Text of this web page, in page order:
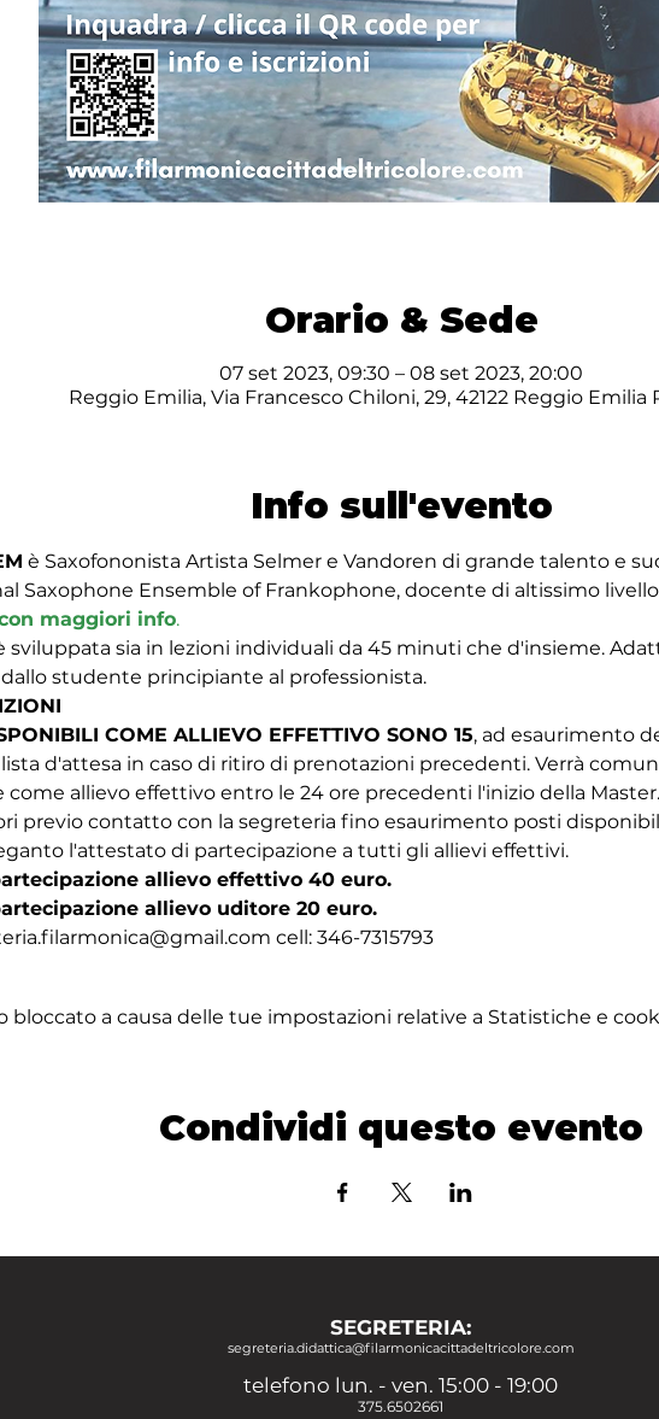
Orario & Sede
07 set 2023, 09:30 – 08 set 2023, 20:00
Reggio Emilia, Via Francesco Chiloni, 29, 42122 Reggio Emilia
Info sull'evento
è Saxofononista Artista Selmer e Vandoren di grande talento e
Saxophone Ensemble of Frankophone, docente di altissimo
maggiori info.
sviluppata sia in lezioni individuali da 45 minuti che d'insieme.
studente principiante al professionista.
COME ALLIEVO EFFETTIVO SONO 15, ad esaurimento
d'attesa in caso di ritiro di prenotazioni precedenti. Verrà
come allievo effettivo entro le 24 ore precedenti l'inizio della
previo contatto con la segreteria fino esaurimento posti
l'attestato di partecipazione a tutti gli allievi effettivi.
allievo effettivo 40 euro.
allievo uditore 20 euro.
cell: 346-7315793
bloccato a causa delle tue impostazioni relative a Statistiche e
Condividi questo evento
SEGRETERIA:
segreteria.didattica@filarmonicacittadeltricolore.com
telefono lun. - ven. 15:00 - 19:00
375.6502661